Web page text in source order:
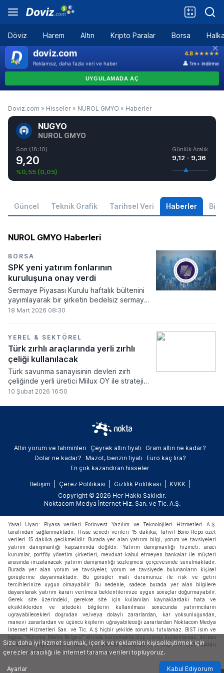
Döviz Harem Altın Kripto Paralar Borsa
Doviz.com » Hisseler » NUROL GMYO » Haberler
NUGYO
NUROL GMYO
Son (18:10)
9,20
%0,55 (0,05)
Günlük Aralık
9,12 - 9,36
Güncel Teknik Grafik Tarihsel Veri Haberler Bilgi
NUROL GMYO Haberleri
BORSA
SPK yeni yatırım fonlarının
kuruluşuna onay verdi
Sermaye Piyasası Kurulu haftalık bültenini
yayımlayarak bir şirketin bedelsiz sermaye
artırımı talebini onaylarken çok sayıda
yeni yatırım fonlarının kuruluşu ve izinsiz
sermaye piyasası faaliyetlerine yönelik
yaptırım kararlarını da kamuoyuyla paylaştı.
18 Mart 2026 08:30
YEREL & SEKTÖREL
Türk zırhlı araçlarında yerli zırhlı
çeliği kullanılacak
Türk savunma sanayisinin devleri zırh
çeliğinde yerli üretici Miilux OY ile stratejik
bir iş ortaklığına imza attı.
10 Şubat 2026 16:50
Altın yorum ve tahminleri Çeyrek altın fiyatı
Gram altın ne kadar?
Dolar ne kadar?
Mazot, benzin fiyatı
Euro kaç lira?
En çok kazandıran hisseler
İletişim Çerez Politikası Gizlilik Politikası
KVKK
Copyright © 2026 Her Hakkı Saklıdır.
Noktacom Medya İnternet Hiz. San. ve Tic. A.Ş.
Yasal Uyarı: Piyasa verileri Forinvest Yazılım ve Teknolojileri Hizmetleri A.Ş.
tarafından sağlanmaktadır. Hisse senedi verileri 15 dakika, Tahvil-Bono-Repo özet
verileri 15 dakika gecikmelidir. Burada yer alan yatırım bilgi, yorum ve tavsiyeleri
yatırım danışmanlığı kapsamında değildir. Yatırım danışmanlığı hizmeti; aracı
kurumlar, portföy yönetim şirketleri, mevduat kabul etmeyen bankalar ile müşteri
arasında imzalanacak yatırım danışmanlığı sözleşmesi çerçevesinde sunulmaktadır.
Burada yer alan yorum ve tavsiyeler, yorum ve tavsiyede bulunanların kişisel
görüşlerine dayanmaktadır. Bu görüşler mali durumunuz ile risk ve getiri
tercihlerinize uygun olmayabilir. Bu nedenle, sadece burada yer alan bilgilere
dayanılarak yatırım kararı verilmesi beklentilerinize uygun sonuçlar doğurmayabilir.
Gerek site üzerindeki, gerekse site için kullanılan kaynaklardaki hata ve
eksikliklerden ve sitedeki bilgilerin kullanılması sonucunda yatırımcıların
uğrayabilecekleri doğrudan ve/veya dolaylı zararlardan, kar yoksunluğundan,
manevi zararlardan ve üçüncü kişilerin uğrayabileceği zararlardan Noktacom Medya
İnternet Hizmetleri San. ve Tic. A.Ş hiçbir şekilde sorumlu tutulamaz. BİST isim ve
logosu "Koruma Marka Belgesi" altında korunmakta olup izinsiz kullanılamaz, iktibas
edilemez, değiştirilemez. BİST ismi altında açıklanan tüm bilgilerin telif hakları
tamamen BİST'e ait olup, tekrar yayınlanamaz.
Size daha iyi hizmet sunmak, içerik ve reklamları kişiselleştirmek için
çerezler aracılığı ile internet tarama verileri topluyoruz.
Ayarlar Kabul Ediyorum